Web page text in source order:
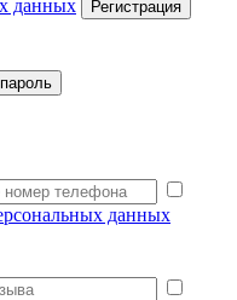
данных
данных